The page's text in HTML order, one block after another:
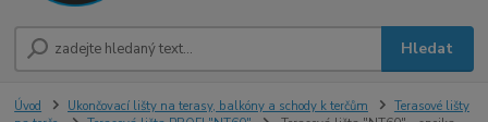
Hledat
Úvod Ukončovací lišty na terasy, balkóny a schody k terčům
Terasové lišty